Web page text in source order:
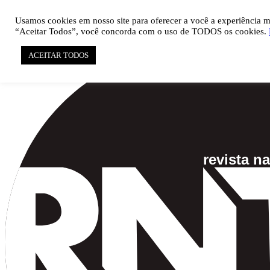
 pauta@revistati.com.br
Usamos cookies em nosso site para oferecer a você a experiência
“Aceitar Todos”, você concorda com o uso de TODOS os cookies.
ACEITAR TODOS